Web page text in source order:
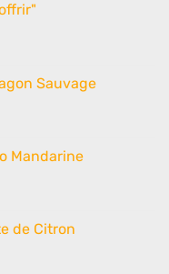
Sauvage
Mandarine
de Citron